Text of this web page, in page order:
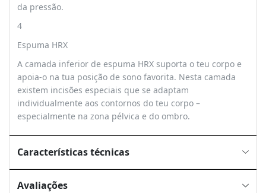
da pressão.
4
Espuma HRX
A camada inferior de espuma HRX suporta o teu corpo e
apoia-o na tua posição de sono favorita. Nesta camada
existem incisões especiais que se adaptam
individualmente aos contornos do teu corpo –
especialmente na zona pélvica e do ombro.
Características técnicas
Avaliações